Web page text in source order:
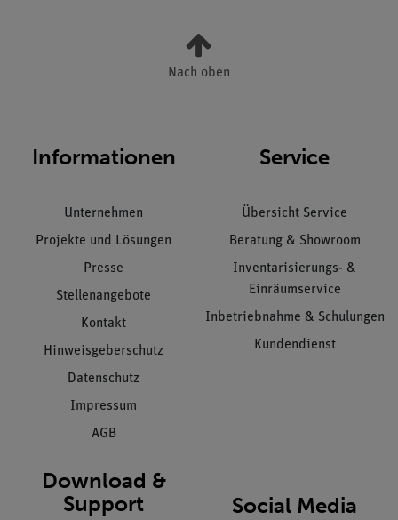
Nach oben
Informationen
Unternehmen
Projekte und Lösungen
Presse
Stellenangebote
Kontakt
Hinweisgeberschutz
Datenschutz
Impressum
AGB
Service
Übersicht Service
Beratung & Showroom
Inventarisierungs- &
Einräumservice
Inbetriebnahme & Schulungen
Kundendienst
Download &
Support
Social Media